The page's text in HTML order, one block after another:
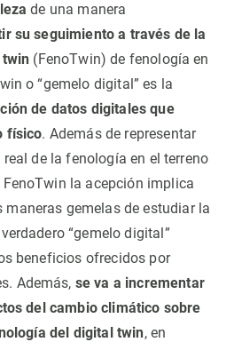
de una manera
su seguimiento a través de la
(FenoTwin) de fenología en
o “gemelo digital” es la
de datos digitales que
físico. Además de representar
de la fenología en el terreno
la acepción implica
gemelas de estudiar la
“gemelo digital”
beneficios ofrecidos por
Además, se va a incrementar
del cambio climático sobre
del digital twin, en